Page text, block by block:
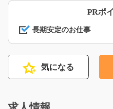
PRポ
長期安定のお仕事
気になる